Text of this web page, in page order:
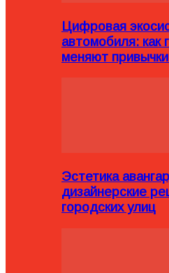
Цифровая
автомобиля: как
меняют
Эстетика
дизайнерские
городских улиц